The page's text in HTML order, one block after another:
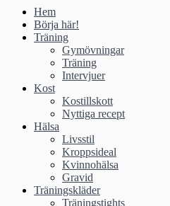
Hem
Börja här!
Träning
Gymövningar
Träning
Intervjuer
Kost
Kostillskott
Nyttiga recept
Hälsa
Livsstil
Kroppsideal
Kvinnohälsa
Gravid
Träningskläder
Träningstights